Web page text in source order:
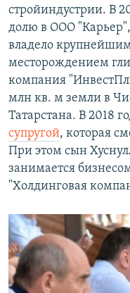
стройиндустрии. В
долю в ООО
владело
месторождением
компания
млн кв. м земли в
Татарстана. В 2018
супругой, которая
При этом сын
занимается
"Холдинговая